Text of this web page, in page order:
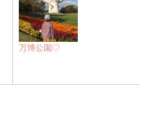
万博公園♡